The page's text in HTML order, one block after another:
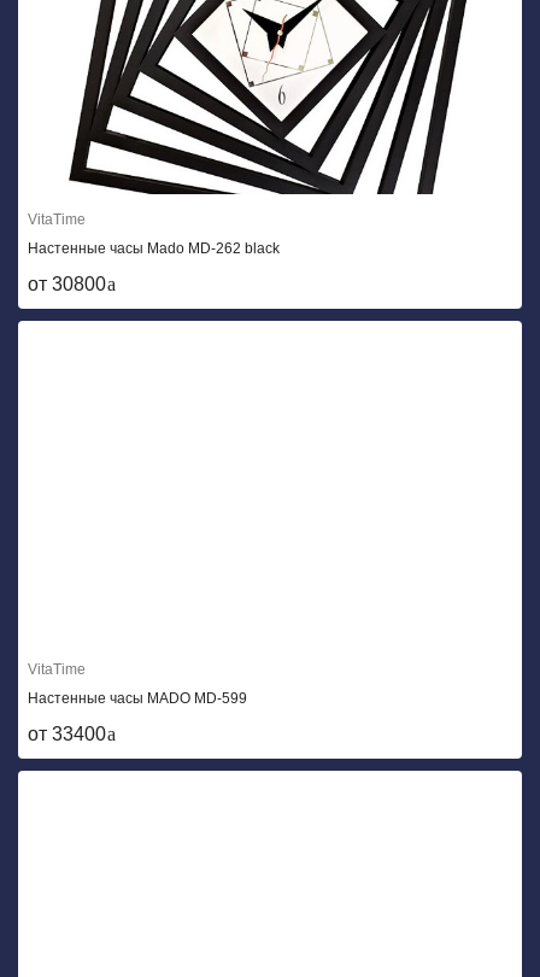
VitaTime
Настенные часы Mado MD-262 black
от 30800
VitaTime
Настенные часы MADO MD-599
от 33400